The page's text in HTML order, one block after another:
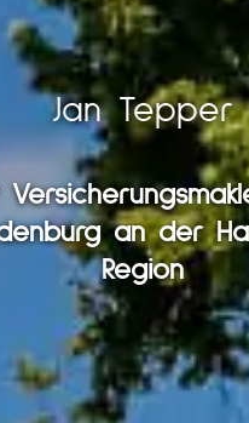
Jan Tepper
an der
Region